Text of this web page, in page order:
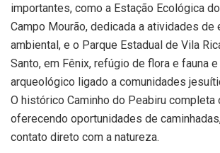
importantes, como a Estação Ecológica
Campo Mourão, dedicada a atividades de
ambiental, e o Parque Estadual de Vila
Santo, em Fênix, refúgio de flora e fauna
arqueológico ligado a comunidades
O histórico Caminho do Peabiru completa
oferecendo oportunidades de
contato direto com a natureza.